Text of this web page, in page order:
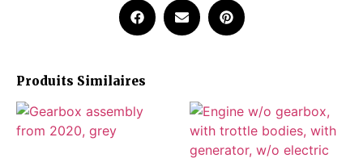
Produits Similaires